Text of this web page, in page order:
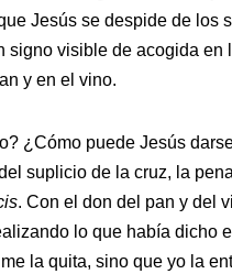
Jesús se despide de los
signo visible de acogida
y en el vino.
¿Cómo puede Jesús
suplicio de la cruz, la
. Con el don del pan y del
lo que había dicho
la quita, sino que yo la